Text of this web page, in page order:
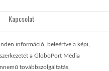
Kapcsolat
információ, beleértve a képi,
a GloboPort Média
továbbszolgáltatás,